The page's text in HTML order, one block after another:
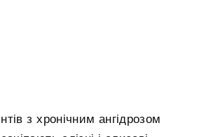
з хронічним ангідрозом